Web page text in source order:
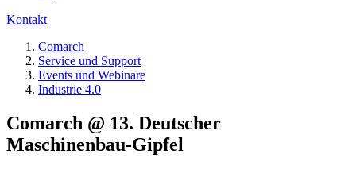
Kontakt
Comarch
Service und Support
Events und Webinare
Industrie 4.0
Comarch @ 13. Deutscher
Maschinenbau-Gipfel